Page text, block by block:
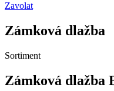
Zavolat
Zámková dlažba
Sortiment
Zámková dlažba